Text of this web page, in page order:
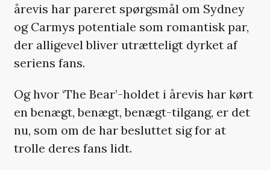
årevis har pareret spørgsmål om Sydney
og Carmys potentiale som romantisk par,
der alligevel bliver utrætteligt dyrket af
seriens fans.
Og hvor ‘The Bear’-holdet i årevis har kørt
en benægt, benægt, benægt-tilgang, er det
nu, som om de har besluttet sig for at
trolle deres fans lidt.